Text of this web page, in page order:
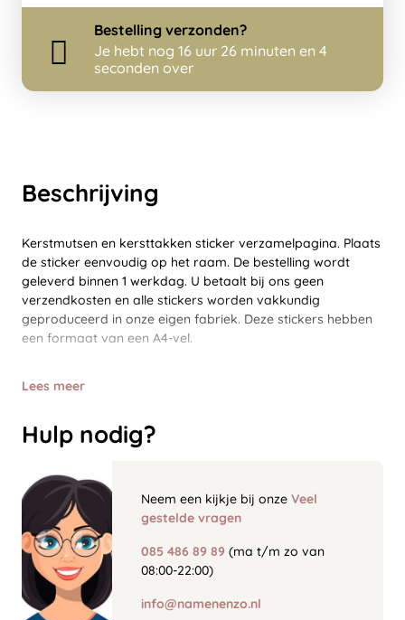
Beschrijving
Kerstmutsen en kersttakken sticker verzamelpagina. Plaats
de sticker eenvoudig op het raam. De bestelling wordt
geleverd binnen 1 werkdag. U betaalt bij ons geen
verzendkosten en alle stickers worden vakkundig
geproduceerd in onze eigen fabriek. Deze stickers hebben
een formaat van een A4-vel.
Lees meer
Hulp nodig?
Neem een kijkje bij onze Veel
gestelde vragen
085 486 89 89 (ma t/m zo van
08:00-22:00)
info@namenenzo.nl
Bestelling verzonden?
Je hebt nog 16 uur 26 minuten en 4
seconden over